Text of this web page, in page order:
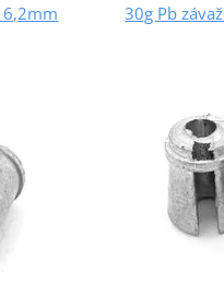
6,2mm 30g Pb